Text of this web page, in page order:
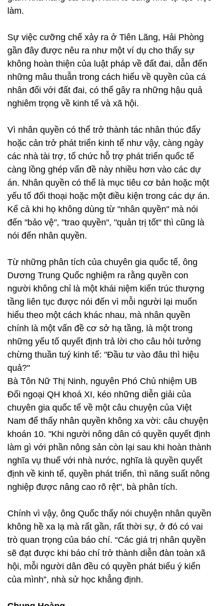
làm.
Sự việc cưỡng chế xảy ra ở Tiên Lãng, Hải Phòng
gần đây được nêu ra như một ví dụ cho thấy sự
không hoàn thiện của luật pháp về đất đai, dẫn đến
những mâu thuẫn trong cách hiểu về quyền của cá
nhân đối với đất đai, có thể gây ra những hậu quả
nghiêm trọng về kinh tế và xã hội.
Vì nhân quyền có thể trở thành tác nhân thúc đẩy
hoặc cản trở phát triển kinh tế như vậy, càng ngày
các nhà tài trợ, tổ chức hỗ trợ phát triển quốc tế
càng lồng ghép vấn đề này nhiều hơn vào các dự
án. Nhân quyền có thể là mục tiêu cơ bản hoặc một
yếu tố đối thoại hoặc một điều kiện trong các dự án.
Kể cả khi họ không dùng từ "nhân quyền" mà nói
đến "bảo vệ", "trao quyền", "quản trị tốt" thì cũng là
nói đến nhân quyền.
Từ những phân tích của chuyên gia quốc tế, ông
Dương Trung Quốc nghiệm ra rằng quyền con
người không chỉ là một khái niệm kiến trúc thượng
tầng liên tục được nói đến vì mỗi người lại muốn
hiểu theo một cách khác nhau, mà nhân quyền
chính là một vấn đề cơ sở hạ tầng, là một trong
những yếu tố quyết định trả lời cho câu hỏi tưởng
chừng thuần tuý kinh tế: "Đầu tư vào đâu thì hiệu
quả?"
Bà Tôn Nữ Thị Ninh, nguyên Phó Chủ nhiệm UB
Đối ngoại QH khoá XI, kéo những diễn giải của
chuyên gia quốc tế về một câu chuyện của Việt
Nam để thấy nhân quyền không xa vời: câu chuyện
khoán 10. "Khi người nông dân có quyền quyết định
làm gì với phần nông sản còn lại sau khi hoàn thành
nghĩa vụ thuế với nhà nước, nghĩa là quyền quyết
định về kinh tế, quyền phát triển, thì năng suất nông
nghiệp được nâng cao rõ rệt", bà phân tích.
Chính vì vậy, ông Quốc thấy nói chuyện nhân quyền
không hề xa lạ mà rất gần, rất thời sự, ở đó có vai
trò quan trọng của báo chí. “Các giá trị nhân quyền
sẽ đạt được khi báo chí trở thành diễn đàn toàn xã
hội, mỗi người dân đều có quyền phát biểu ý kiến
của mình”, nhà sử học khẳng định.